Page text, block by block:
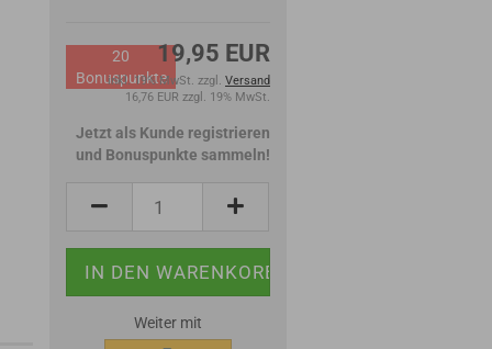
19,95 EUR
inkl. 19% MwSt. zzgl. Versand
16,76 EUR zzgl. 19% MwSt.
20
Bonuspunkte
Jetzt als Kunde registrieren
und Bonuspunkte sammeln!
Weiter mit